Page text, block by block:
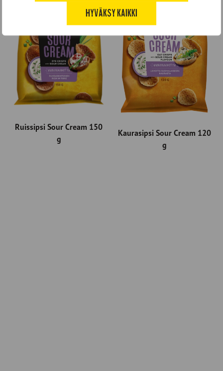
HYVÄKSY KAIKKI
Ruissipsi Sour Cream 150
g
Kaurasipsi Sour Cream 120
g